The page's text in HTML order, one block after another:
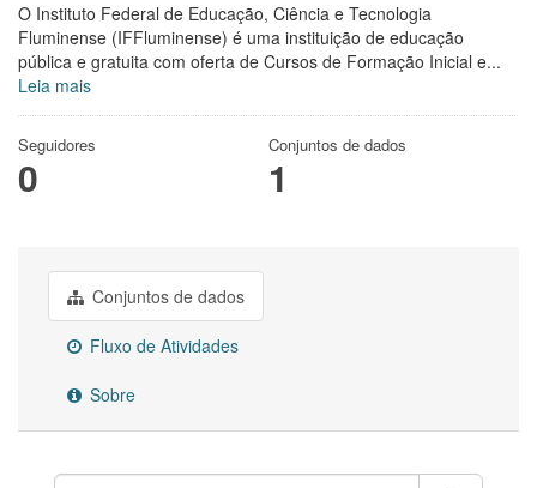
O Instituto Federal de Educação, Ciência e Tecnologia
Fluminense (IFFluminense) é uma instituição de educação
pública e gratuita com oferta de Cursos de Formação Inicial e...
Leia mais
Seguidores
0
Conjuntos de dados
1
Conjuntos de dados
Fluxo de Atividades
Sobre